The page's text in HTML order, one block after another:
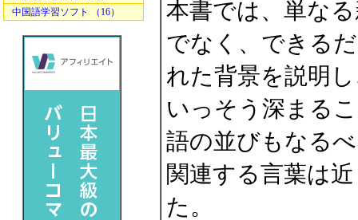
中国語学習ソフト （16）
本書では、単な
でなく、できる
れた背景を説明
いっそう深まる
語の並びもなる
関連する言葉は
た。